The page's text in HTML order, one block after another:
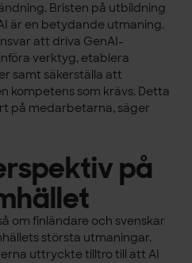
Bristen på utbildning
är en betydande utmaning.
att driva GenAI-
verktyg, etablera
samt säkerställa att
kompetens som krävs. Detta
på medarbetarna, säger
på
om finländare och svenskar
största utmaningar.
uttryckte tilltro till att AI